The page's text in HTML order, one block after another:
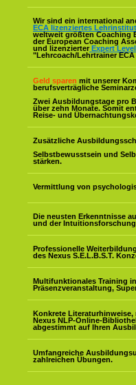
Wir sind ein international
ECA lizenziertes Lehrinstitut
weltweit größten Coaching
der European Coaching
und lizenzierter Expert
"Lehrcoach/Lehrtrainer
Geld sparen mit unserer
berufsverträgliche
Zwei Ausbildungstage pro
über zehn Monate. Somit
Reise- und
Zusätzliche
Selbstbewusstsein und
stärken.
Vermittlung von
Die neusten Erkenntnisse
und der
Professionelle
des Nexus S.E.L.B.S.T.
Multifunktionales Training
Präsenzveranstaltung,
Konkrete Literaturhinweise,
Nexus NLP-Online-
abgestimmt auf Ihren
Umfangreiche
zahlreichen Übungen.